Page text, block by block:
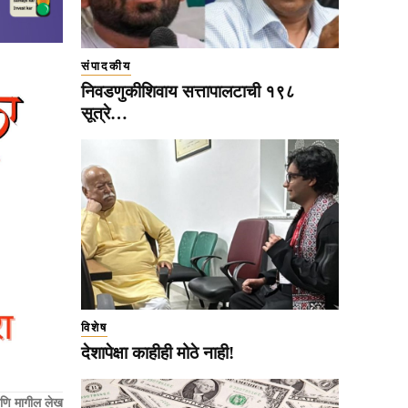
मागील लेख
संपादकीय
निवडणुकीशिवाय सत्तापालटाची १९८
सूत्रे…
विशेष
देशापेक्षा काहीही मोठे नाही!